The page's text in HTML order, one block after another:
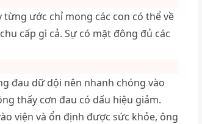
ước chỉ mong các con có thể về
cấp gì cả. Sự có mặt đông đủ các
đau dữ dội nên nhanh chóng vào
thấy cơn đau có dấu hiệu giảm.
viện và ổn định được sức khỏe, ông